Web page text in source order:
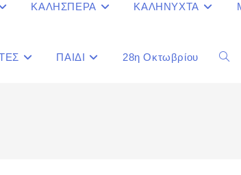
ΚΑΛΗΣΠΕΡΑ ΚΑΛΗΝΥΧΤΑ
ΠΑΙΔΙ 28η Οκτωβρίου